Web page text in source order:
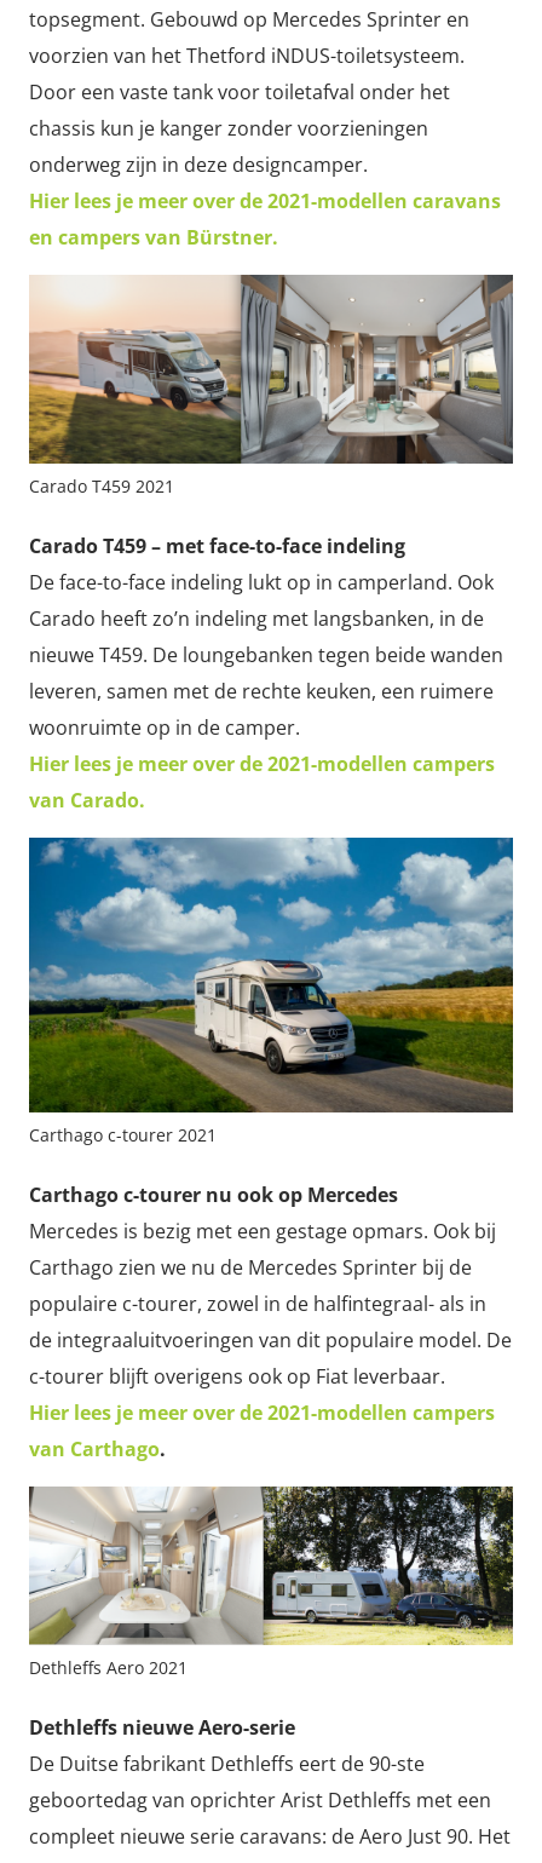
topsegment. Gebouwd op Mercedes Sprinter en
voorzien van het Thetford iNDUS-toiletsysteem.
Door een vaste tank voor toiletafval onder het
chassis kun je kanger zonder voorzieningen
onderweg zijn in deze designcamper.
Hier lees je meer over de 2021-modellen caravans
en campers van Bürstner.
Carado T459 2021
Carado T459 – met face-to-face indeling
De face-to-face indeling lukt op in camperland. Ook
Carado heeft zo’n indeling met langsbanken, in de
nieuwe T459. De loungebanken tegen beide wanden
leveren, samen met de rechte keuken, een ruimere
woonruimte op in de camper.
Hier lees je meer over de 2021-modellen campers
van Carado.
Carthago c-tourer 2021
Carthago c-tourer nu ook op Mercedes
Mercedes is bezig met een gestage opmars. Ook bij
Carthago zien we nu de Mercedes Sprinter bij de
populaire c-tourer, zowel in de halfintegraal- als in
de integraaluitvoeringen van dit populaire model. De
c-tourer blijft overigens ook op Fiat leverbaar.
Hier lees je meer over de 2021-modellen campers
van Carthago.
Dethleffs Aero 2021
Dethleffs nieuwe Aero-serie
De Duitse fabrikant Dethleffs eert de 90-ste
geboortedag van oprichter Arist Dethleffs met een
compleet nieuwe serie caravans: de Aero Just 90. Het